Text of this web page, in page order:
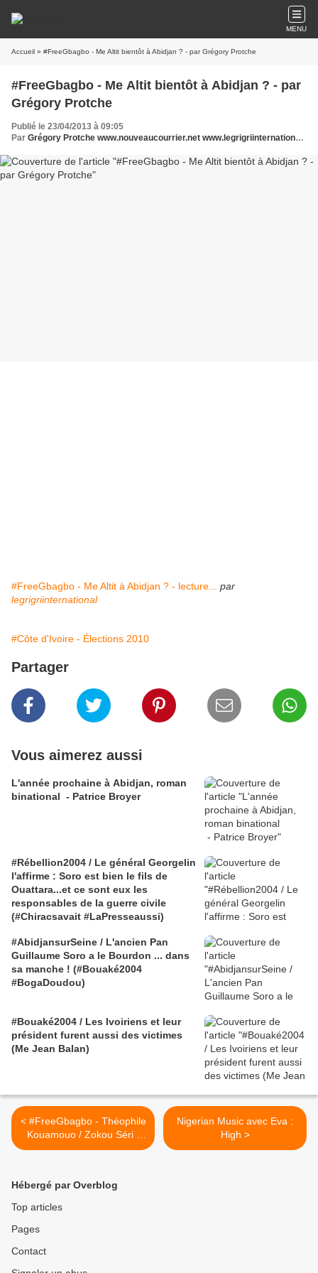
MENU
Accueil » #FreeGbagbo - Me Altit bientôt à Abidjan ? - par Grégory Protche
#FreeGbagbo - Me Altit bientôt à Abidjan ? - par
Grégory Protche
Publié le 23/04/2013 à 09:05
Par Grégory Protche www.nouveaucourrier.net www.legrigriinternational.com
#FreeGbagbo - Me Altit à Abidjan ? - lecture...
par
legrigriinternational
#Côte d'Ivoire - Élections 2010
Partager
Vous aimerez aussi
L'année prochaine à Abidjan, roman
binational - Patrice Broyer
#Rébellion2004 / Le général Georgelin
l'affirme : Soro est bien le fils de
Ouattara...et ce sont eux les
responsables de la guerre civile
(#Chiracsavait #LaPresseaussi)
#AbidjansurSeine / L'ancien Pan
Guillaume Soro a le Bourdon ... dans
sa manche ! (#Bouaké2004
#BogaDoudou)
#Bouaké2004 / Les Ivoiriens et leur
président furent aussi des victimes
(Me Jean Balan)
< #FreeGbagbo - Théophile
Kouamouo / Zokou Séri -
Intégrale causerie sur la
Nigerian Music avec Eva :
High >
Hébergé par Overblog
Top articles
Pages
Contact